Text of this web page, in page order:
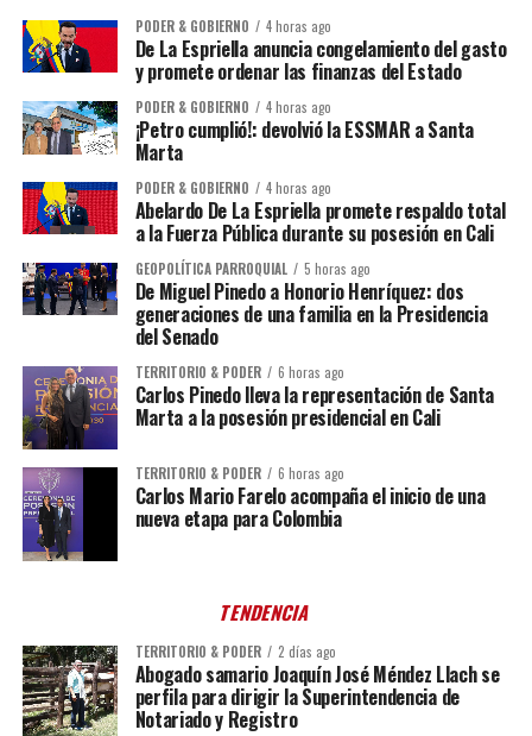
PODER & GOBIERNO 4 horas ago
De La Espriella anuncia congelamiento del gasto
y promete ordenar las finanzas del Estado
PODER & GOBIERNO 4 horas ago
¡Petro cumplió!: devolvió la ESSMAR a Santa
Marta
PODER & GOBIERNO 4 horas ago
Abelardo De La Espriella promete respaldo total
a la Fuerza Pública durante su posesión en Cali
GEOPOLÍTICA PARROQUIAL 5 horas ago
De Miguel Pinedo a Honorio Henríquez: dos
generaciones de una familia en la Presidencia
del Senado
TERRITORIO & PODER 6 horas ago
Carlos Pinedo lleva la representación de Santa
Marta a la posesión presidencial en Cali
TERRITORIO & PODER 6 horas ago
Carlos Mario Farelo acompaña el inicio de una
nueva etapa para Colombia
TENDENCIA
TERRITORIO & PODER 2 días ago
Abogado samario Joaquín José Méndez Llach se
perfila para dirigir la Superintendencia de
Notariado y Registro